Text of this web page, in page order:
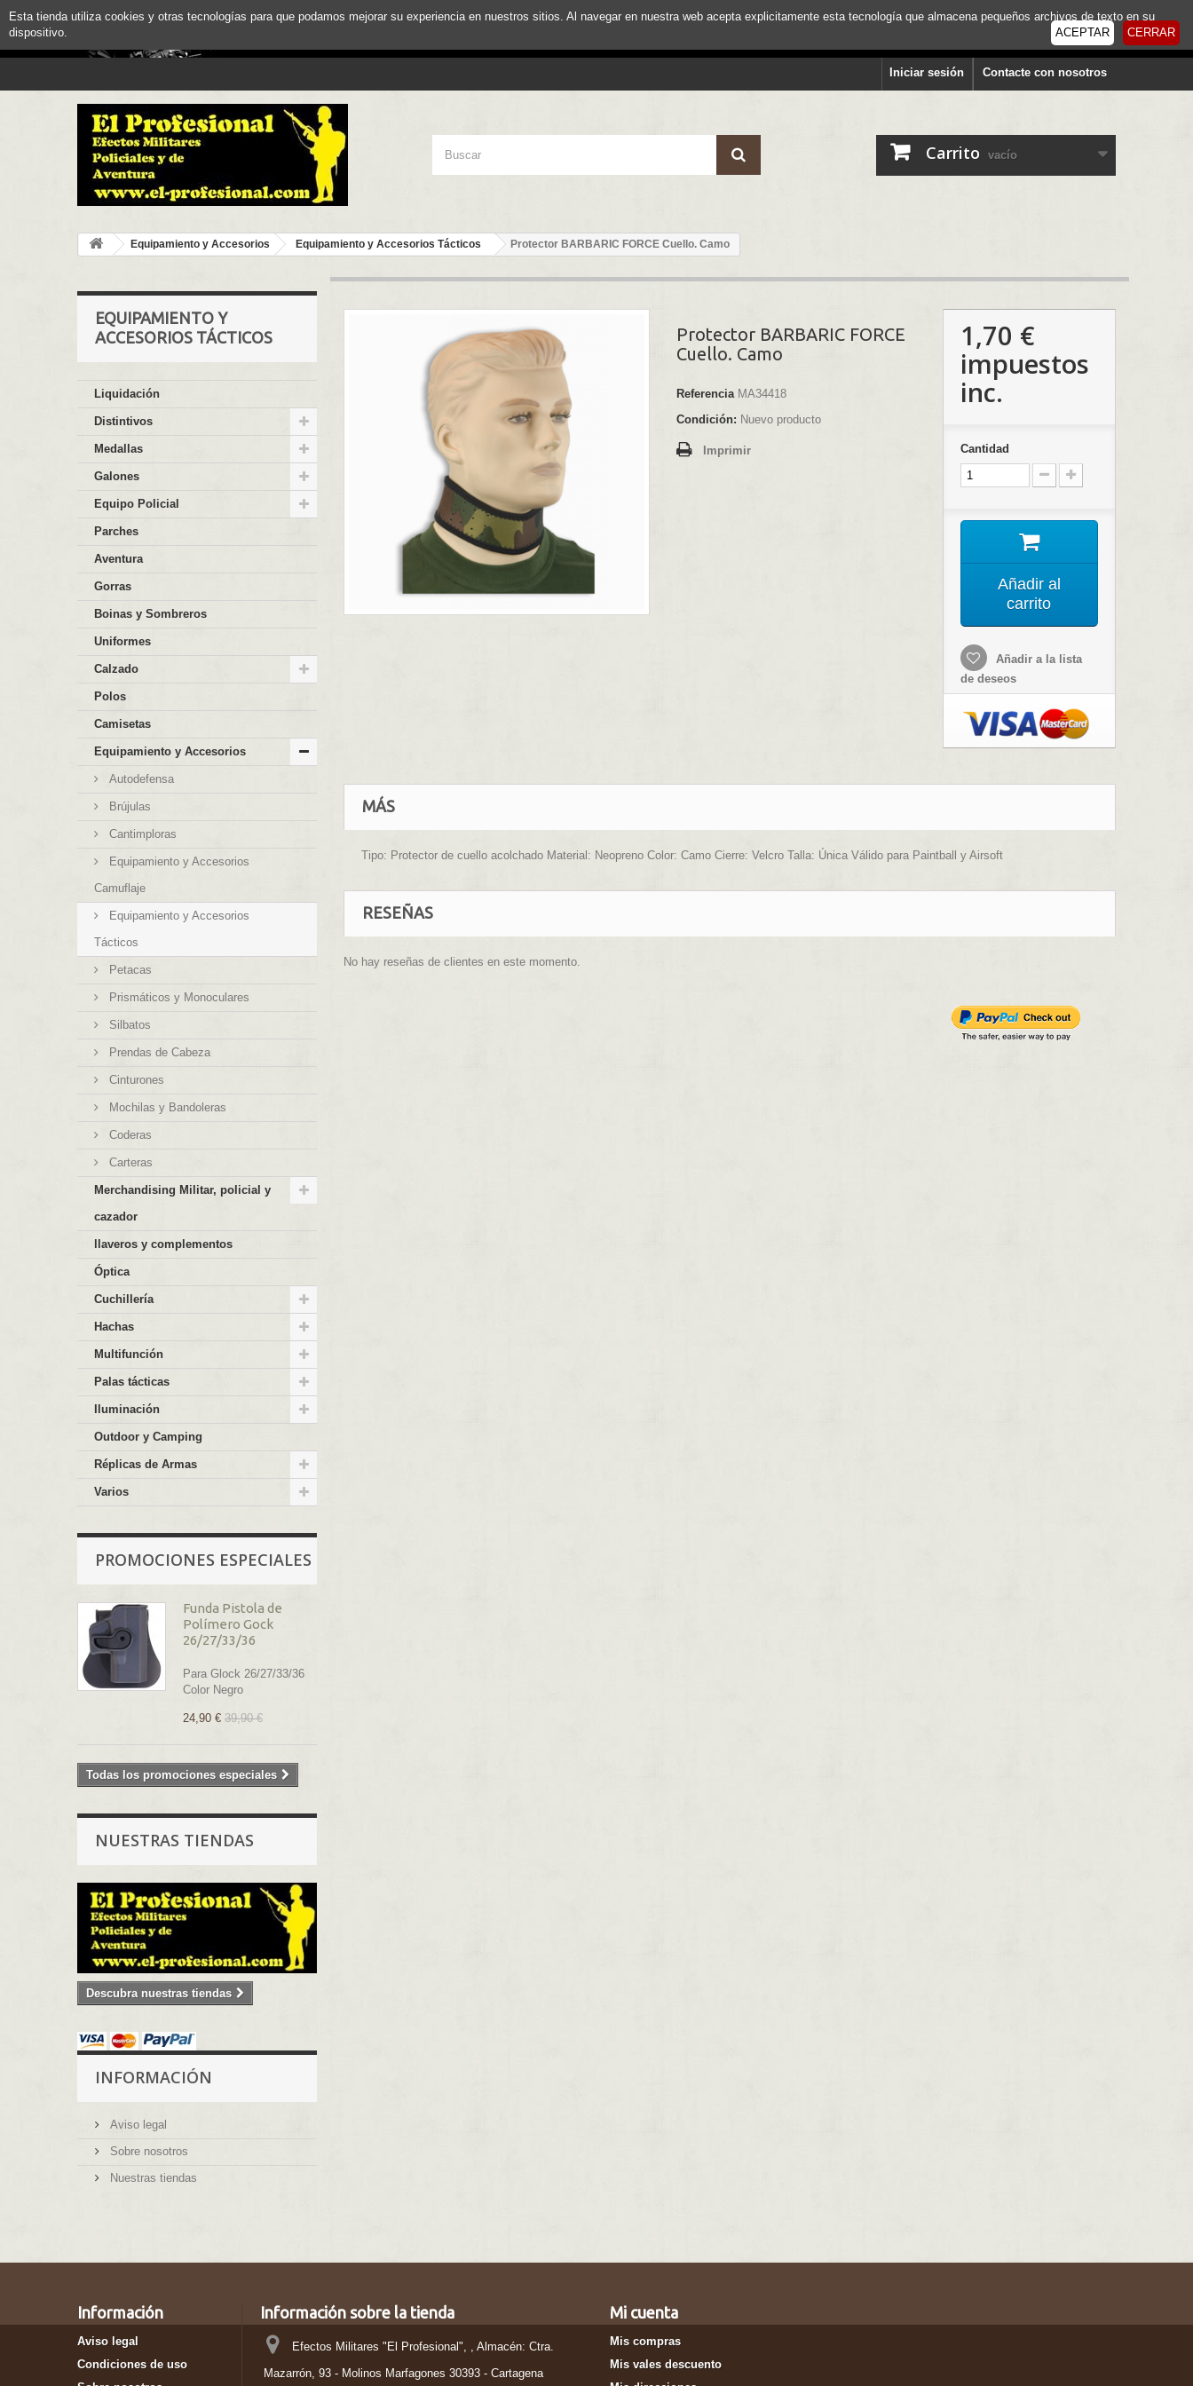
Contacte con nosotros
Iniciar sesión
Carrito vacío
Esta tienda utiliza cookies y otras tecnologías para que podamos mejorar su experiencia en nuestros sitios. Al navegar en nuestra web acepta explicitamente esta tecnología que almacena pequeños archivos de texto en su
dispositivo.
CERRAR
ACEPTAR
Equipamiento y Accesorios Equipamiento y Accesorios Tácticos Protector BARBARIC FORCE Cuello. Camo
EQUIPAMIENTO Y
ACCESORIOS TÁCTICOS
Liquidación
Distintivos
Medallas
Galones
Equipo Policial
Parches
Aventura
Gorras
Boinas y Sombreros
Uniformes
Calzado
Polos
Camisetas
Equipamiento y Accesorios
Autodefensa
Brújulas
Cantimploras
Equipamiento y Accesorios
Camuflaje
Equipamiento y Accesorios
Tácticos
Petacas
Prismáticos y Monoculares
Silbatos
Prendas de Cabeza
Cinturones
Mochilas y Bandoleras
Coderas
Carteras
Merchandising Militar, policial y
cazador
llaveros y complementos
Óptica
Cuchillería
Hachas
Multifunción
Palas tácticas
Iluminación
Outdoor y Camping
Réplicas de Armas
Varios
PROMOCIONES ESPECIALES
Funda Pistola de
Polímero Gock
26/27/33/36
Para Glock 26/27/33/36
Color Negro
24,90 € 39,90 €
Todas los promociones especiales
NUESTRAS TIENDAS
Descubra nuestras tiendas
INFORMACIÓN
Aviso legal
Sobre nosotros
Nuestras tiendas
Protector BARBARIC FORCE
Cuello. Camo
Referencia MA34418
Condición: Nuevo producto
Imprimir
1,70 €
impuestos
inc.
Cantidad
Añadir al
carrito
Añadir a la lista
de deseos
MÁS
Tipo: Protector de cuello acolchado Material: Neopreno Color: Camo Cierre: Velcro Talla: Única Válido para Paintball y Airsoft
RESEÑAS
No hay reseñas de clientes en este momento.
Información
Aviso legal
Condiciones de uso
Información sobre la tienda
Efectos Militares "El Profesional", , Almacén: Ctra.
Mazarrón, 93 - Molinos Marfagones 30393 - Cartagena
Mi cuenta
Mis compras
Mis vales descuento